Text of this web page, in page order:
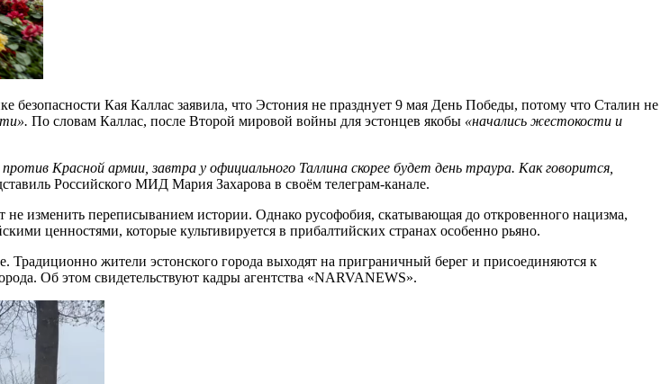
Кая Каллас заявила, что Эстония не празднует 9 мая День Победы, потому что Сталин не
По словам Каллас, после Второй мировой войны для эстонцев якобы «начались жестокости и
Красной армии, завтра у официального Таллина скорее будет день траура. Как говорится,
Российского МИД Мария Захарова в своём телеграм-канале.
не изменить переписыванием истории. Однако русофобия, скатывающая до откровенного нацизма,
ценностями, которые культивируется в прибалтийских странах особенно рьяно.
жители эстонского города выходят на приграничный берег и присоединяются к
Об этом свидетельствуют кадры агентства «NARVANEWS».